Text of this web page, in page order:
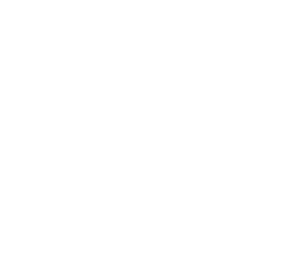
FC
Isi Palazón
Femenino para la 2026/27
choque ante el Bayer Leverkusen
de Iker Luque
y se refleje en el campo"
podemos tirar para delante y trabajamos con ilusión